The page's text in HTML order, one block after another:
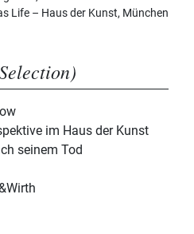
Life – Haus der Kunst, München
im Haus der Kunst
seinem Tod